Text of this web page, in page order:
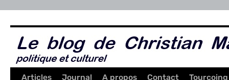
Articles Journal A propos Contact Tourcoing